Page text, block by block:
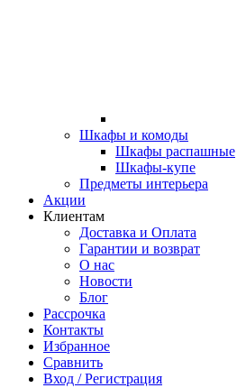
Шкафы и комоды
Шкафы распашные
Шкафы-купе
Предметы интерьера
Акции
Клиентам
Доставка и Оплата
Гарантии и возврат
О нас
Новости
Блог
Рассрочка
Контакты
Избранное
Сравнить
Вход / Регистрация